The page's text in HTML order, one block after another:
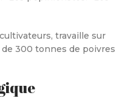
travaille sur
300 tonnes de poivres